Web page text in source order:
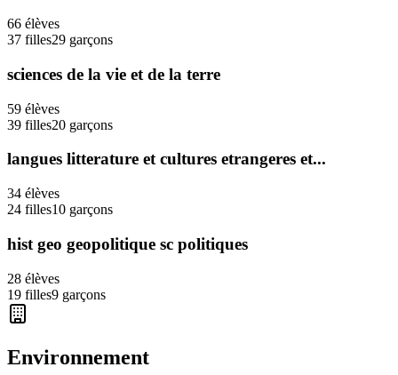
66 élèves
37 filles29 garçons
sciences de la vie et de la terre
59 élèves
39 filles20 garçons
langues litterature et cultures etrangeres et...
34 élèves
24 filles10 garçons
hist geo geopolitique sc politiques
28 élèves
19 filles9 garçons
Environnement